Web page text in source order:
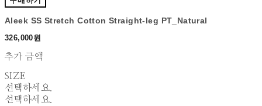
Aleek SS Stretch Cotton Straight-leg PT_Natural
326,000원
추가 금액
SIZE
선택하세요.
선택하세요.